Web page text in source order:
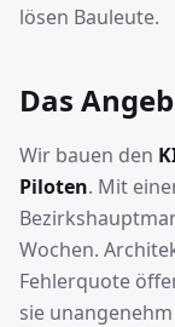
lösen Bauleute.
Das
Wir bauen den
Piloten. Mit
Wochen.
Fehlerquote
sie